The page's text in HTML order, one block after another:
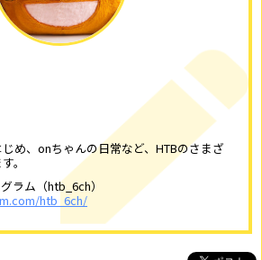
め、onちゃんの日常など、HTBのさまざ
。
ラム（htb_6ch）
htb_6ch/